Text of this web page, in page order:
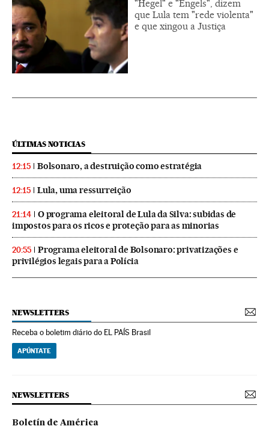
"Hegel" e "Engels", dizem
que Lula tem "rede violenta"
e que xingou a Justiça
ÚLTIMAS NOTICIAS
12:15 Bolsonaro, a destruição como estratégia
12:15 Lula, uma ressurreição
21:14
O programa eleitoral de Lula da Silva: subidas de
impostos para os ricos e proteção para as minorias
20:55
Programa eleitoral de Bolsonaro: privatizações e
privilégios legais para a Polícia
NEWSLETTERS
Receba o boletim diário do EL PAÍS Brasil
APÚNTATE
NEWSLETTERS
Boletín de América